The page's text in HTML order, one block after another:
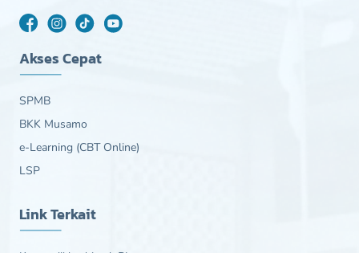
Akses Cepat
SPMB
BKK Musamo
e-Learning (CBT Online)
LSP
Link Terkait